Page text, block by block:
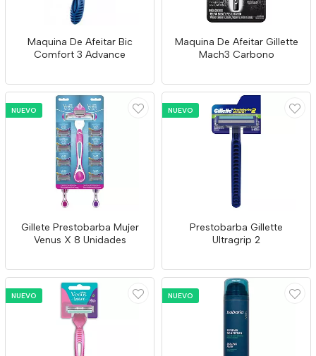
Maquina De Afeitar Bic
Comfort 3 Advance
Maquina De Afeitar Gillette
Mach3 Carbono
NUEVO
Gillete Prestobarba Mujer
Venus X 8 Unidades
NUEVO
Prestobarba Gillette
Ultragrip 2
NUEVO NUEVO